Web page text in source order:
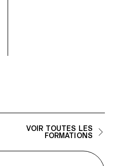
VOIR TOUTES LES
FORMATIONS